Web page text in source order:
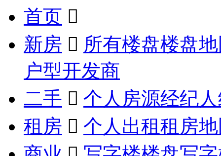
首页 
新房  所有楼盘楼盘
户型开发商
二手  个人房源经纪人
租房  个人出租租房